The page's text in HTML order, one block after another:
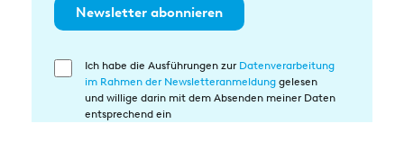
Newsletter abonnieren
Einwilligung
Ich habe die Ausführungen zur Datenverarbeitung
im Rahmen der Newsletteranmeldung gelesen
und willige darin mit dem Absenden meiner Daten
entsprechend ein